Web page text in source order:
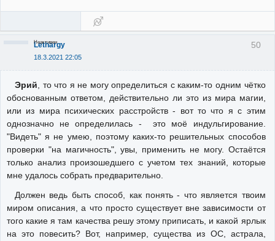
50
Lethargy
18.3.2021 22:05
Неактивен
Эрий , то что я не могу определиться с каким-то одним чётко
обоснованным ответом, действительно ли это из мира магии,
или из мира психических расстройств - вот то что я с этим
однозначно не определилась - это моё индульгирование.
"Видеть" я не умею, поэтому каких-то решительных способов
проверки "на магичность", увы, применить не могу. Остаётся
только анализ произошедшего с учетом тех знаний, которые
мне удалось собрать предварительно.
Должен ведь быть способ, как понять - что является твоим
миром описания, а что просто существует вне зависимости от
того какие я там качества решу этому приписать, и какой ярлык
на это повесить? Вот, например, существа из ОС, астрала,